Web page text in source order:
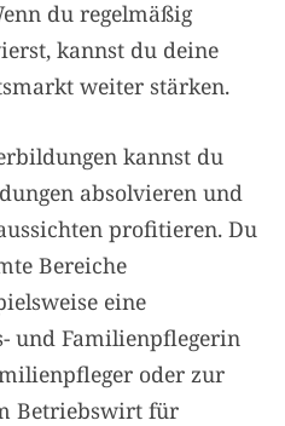
du regelmäßig
kannst du deine
weiter stärken.
kannst du
absolvieren und
profitieren. Du
Bereiche
eine
und Familienpflegerin
oder zur
Betriebswirt für